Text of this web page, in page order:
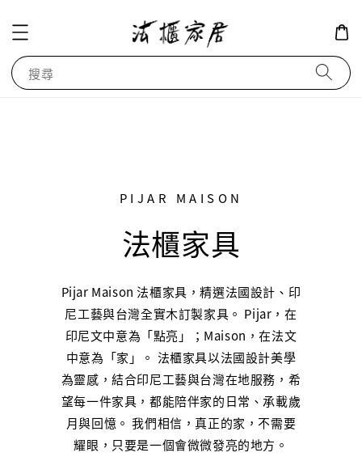
搜尋
PIJAR MAISON
法櫃家具
Pijar Maison 法櫃家具，精選法國設計、印
尼工藝與台灣全實木訂製家具。 Pijar，在
印尼文中意為「點亮」；Maison，在法文
中意為「家」。 法櫃家具以法國設計美學
為靈感，結合印尼工藝與台灣在地服務，希
望每一件家具，都能陪伴家的日常、承載歲
月與回憶。 我們相信，真正的家，不需要
耀眼，只要是一個會微微發亮的地方。